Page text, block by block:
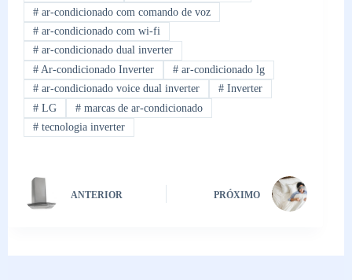
#ar-condicionado com comando de voz
#ar-condicionado com wi-fi
#ar-condicionado dual inverter
#Ar-condicionado Inverter #ar-condicionado lg
#ar-condicionado voice dual inverter #Inverter
#LG #marcas de ar-condicionado
#tecnologia inverter
ANTERIOR PRÓXIMO